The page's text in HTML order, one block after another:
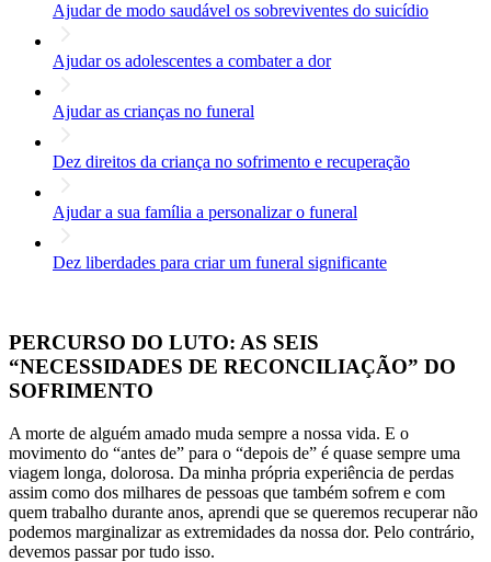
Ajudar de modo saudável os sobreviventes do suicídio
Ajudar os adolescentes a combater a dor
Ajudar as crianças no funeral
Dez direitos da criança no sofrimento e recuperação
Ajudar a sua família a personalizar o funeral
Dez liberdades para criar um funeral significante
PERCURSO DO LUTO: AS SEIS
“NECESSIDADES DE RECONCILIAÇÃO” DO
SOFRIMENTO
A morte de alguém amado muda sempre a nossa vida. E o
movimento do “antes de” para o “depois de” é quase sempre uma
viagem longa, dolorosa. Da minha própria experiência de perdas
assim como dos milhares de pessoas que também sofrem e com
quem trabalho durante anos, aprendi que se queremos recuperar não
podemos marginalizar as extremidades da nossa dor. Pelo contrário,
devemos passar por tudo isso.